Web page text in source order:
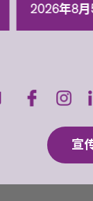
2026年8月
宣